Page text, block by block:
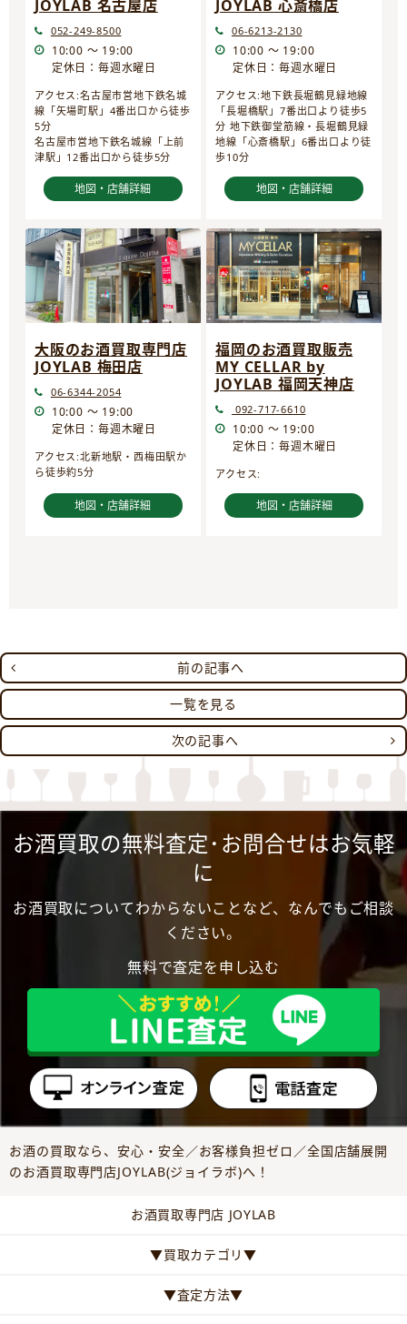
JOYLAB 名古屋店
052-249-8500
10:00 ～ 19:00
定休日：毎週水曜日
アクセス:名古屋市営地下鉄名城
線「矢場町駅」4番出口から徒歩
5分
名古屋市営地下鉄名城線「上前
津駅」12番出口から徒歩5分
地図・店舗詳細
JOYLAB 心斎橋店
06-6213-2130
10:00 ～ 19:00
定休日：毎週水曜日
アクセス:地下鉄長堀鶴見緑地線
「長堀橋駅」7番出口より徒歩5
分 地下鉄御堂筋線・長堀鶴見緑
地線「心斎橋駅」6番出口より徒
歩10分
地図・店舗詳細
大阪のお酒買取専門店
JOYLAB 梅田店
06-6344-2054
10:00 ～ 19:00
定休日：毎週木曜日
アクセス:北新地駅・西梅田駅か
ら徒歩約5分
地図・店舗詳細
福岡のお酒買取販売
MY CELLAR by
JOYLAB 福岡天神店
092-717-6610
10:00 ～ 19:00
定休日：毎週木曜日
アクセス:
地図・店舗詳細
前の記事へ
一覧を見る
次の記事へ
お酒買取の無料査定･お問合せはお気軽
に
お酒買取についてわからないことなど、なんでもご相談
ください。
無料で査定を申し込む
お酒の買取なら、安心・安全／お客様負担ゼロ／全国店舗展開
のお酒買取専門店JOYLAB(ジョイラボ)へ！
お酒買取専門店 JOYLAB
▼買取カテゴリ▼
▼査定方法▼